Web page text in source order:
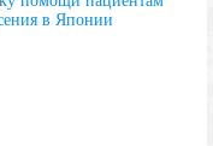
в Японии